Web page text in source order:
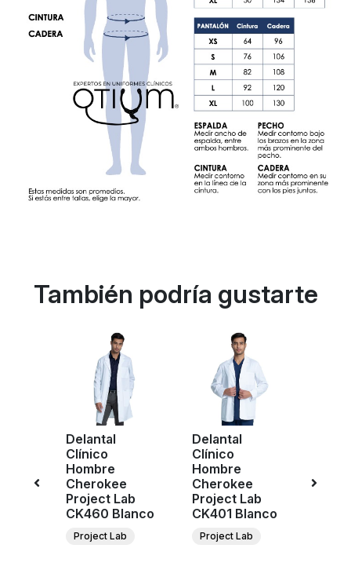
También podría gustarte
Delantal
Clínico
Hombre
Cherokee
Project Lab
CK460 Blanco
Project Lab
Delantal
Clínico
Hombre
Cherokee
Project Lab
CK401 Blanco
Project Lab